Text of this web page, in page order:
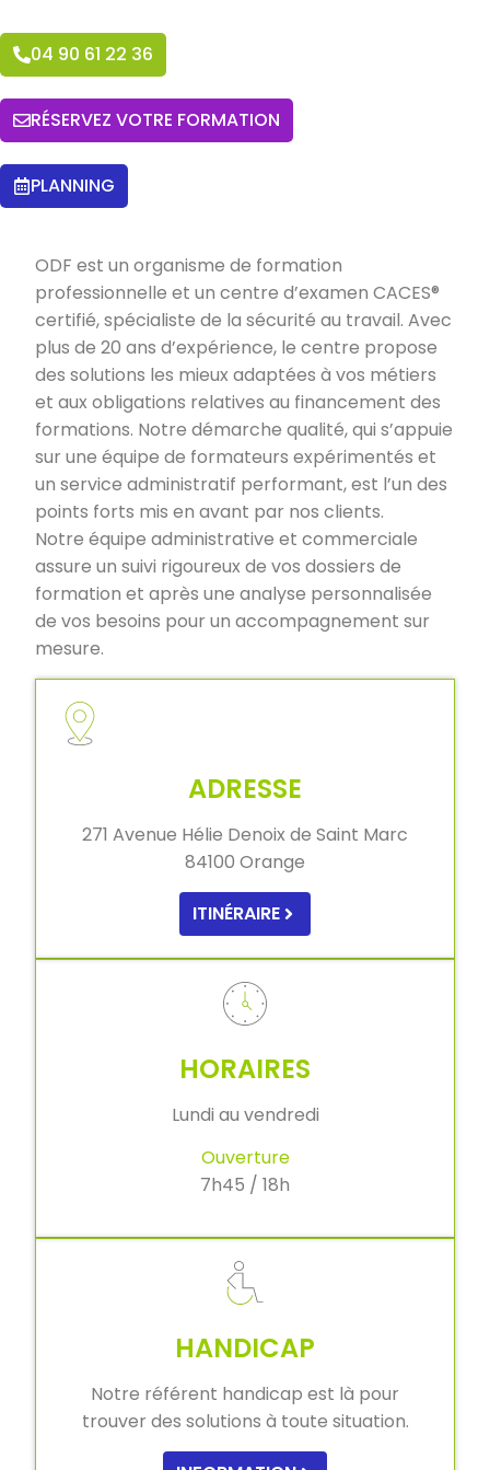
04 90 61 22 36
RÉSERVEZ VOTRE FORMATION
PLANNING
ODF est un organisme de formation
professionnelle et un centre d’examen CACES®
certifié, spécialiste de la sécurité au travail. Avec
plus de 20 ans d’expérience, le centre propose
des solutions les mieux adaptées à vos métiers
et aux obligations relatives au financement des
formations. Notre démarche qualité, qui s’appuie
sur une équipe de formateurs expérimentés et
un service administratif performant, est l’un des
points forts mis en avant par nos clients.
Notre équipe administrative et commerciale
assure un suivi rigoureux de vos dossiers de
formation et après une analyse personnalisée
de vos besoins pour un accompagnement sur
mesure.
ADRESSE
271 Avenue Hélie Denoix de Saint Marc
84100 Orange
ITINÉRAIRE
HORAIRES
Lundi au vendredi
Ouverture
7h45 / 18h
HANDICAP
Notre référent handicap est là pour
trouver des solutions à toute situation.